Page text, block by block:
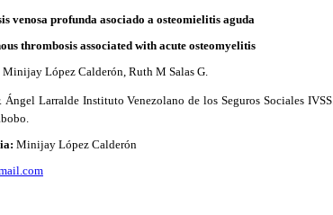
venosa profunda asociado a osteomielitis aguda
thrombosis associated with acute osteomyelitis
Minijay López Calderón, Ruth M Salas G.
Larralde Instituto Venezolano de los Seguros Sociales IVSS.
Minijay López Calderón